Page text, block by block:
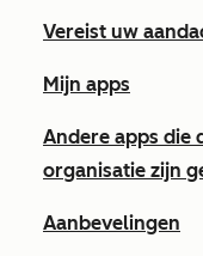
Vereist uw
Mijn apps
Andere apps die
organisatie zijn
Aanbevelingen